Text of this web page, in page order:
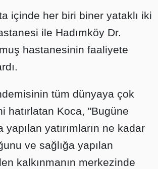
içinde her biri biner yataklı iki
ile Hadımköy Dr.
hastanesinin faaliyete
tüm dünyaya çok
hatırlatan Koca, "Bugüne
yapılan yatırımların ne kadar
ve sağlığa yapılan
kalkınmanın merkezinde